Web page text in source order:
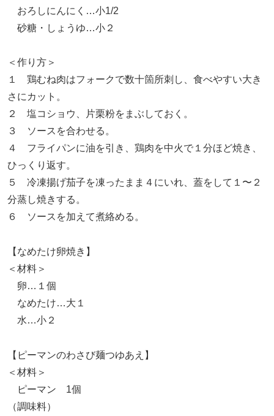
おろしにんにく…小1/2
砂糖・しょうゆ…小２
＜作り方＞
１ 鶏むね肉はフォークで数十箇所刺し、食べやすい大き
さにカット。
２ 塩コショウ、片栗粉をまぶしておく。
３ ソースを合わせる。
４ フライパンに油を引き、鶏肉を中火で１分ほど焼き、
ひっくり返す。
５ 冷凍揚げ茄子を凍ったまま４にいれ、蓋をして１〜２
分蒸し焼きする。
６ ソースを加えて煮絡める。
【なめたけ卵焼き】
＜材料＞
卵…１個
なめたけ…大１
水…小２
【ピーマンのわさび麺つゆあえ】
＜材料＞
ピーマン 1個
（調味料）